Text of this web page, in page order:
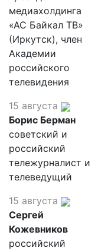
медиахолдинга
«АС Байкал ТВ»
(Иркутск), член
Академии
российского
телевидения
15 августа
Борис Берман
советский и
российский
тележурналист и
телеведущий
15 августа
Сергей
Кожевников
российский